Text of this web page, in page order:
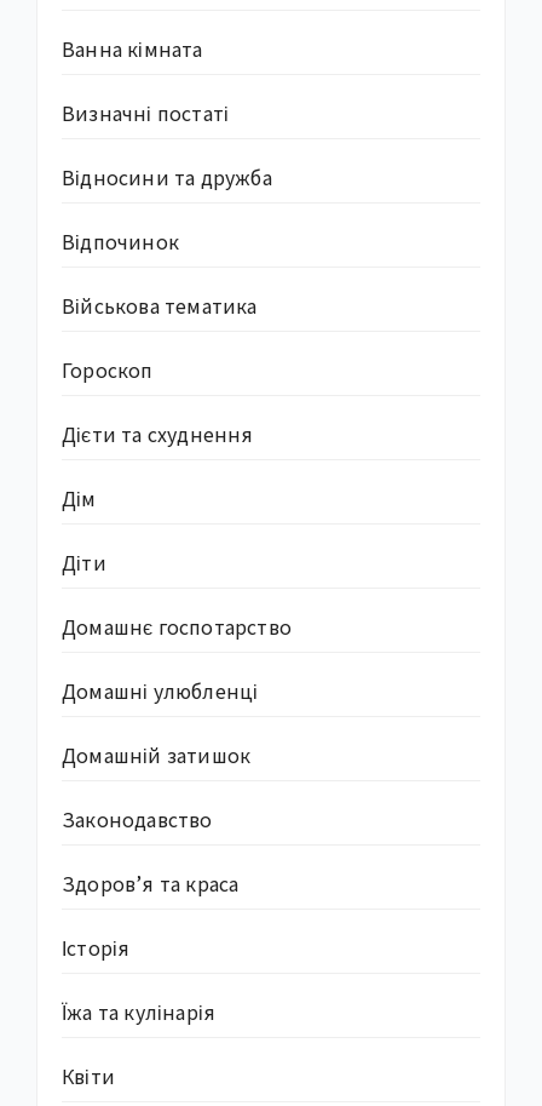
Ванна кімната
Визначні постаті
Відносини та дружба
Відпочинок
Військова тематика
Гороскоп
Дієти та схуднення
Дім
Діти
Домашнє госпотарство
Домашні улюбленці
Домашній затишок
Законодавство
Здоров’я та краса
Історія
Їжа та кулінарія
Квіти